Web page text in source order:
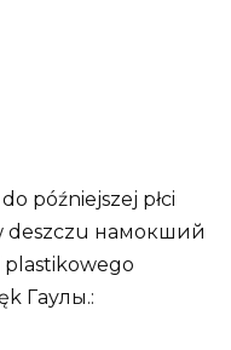
późniejszej płci
deszczu намокший
plastikowego
Гаулы.: